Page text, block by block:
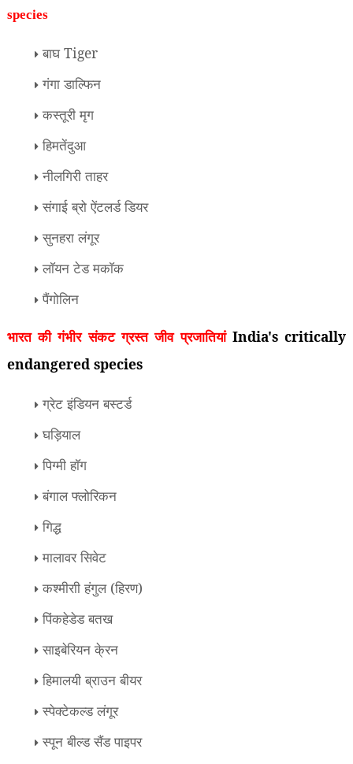
species
बाघ Tiger
गंगा डाल्फिन
कस्तूरी मृग
हिमतेंदुआ
नीलगिरी ताहर
संगाई ब्रो ऐंटलर्ड डियर
सुनहरा लंगूर
लाॅयन टेड मकाॅक
पैंगोलिन
भारत की गंभीर संकट ग्रस्त जीव प्रजातियांIndia's critically
endangered species
ग्रेट इंडियन बस्टर्ड
घड़ियाल
पिग्मी हाॅग
बंगाल फ्लोरिकन
गिद्ध
मालावर सिवेट
कश्मीराी हंगुल (हिरण)
पिंकहेडेड बतख
साइबेरियन के्रन
हिमालयी ब्राउन बीयर
स्पेक्टेकल्ड लंगूर
स्पून बील्ड सैंड पाइपर